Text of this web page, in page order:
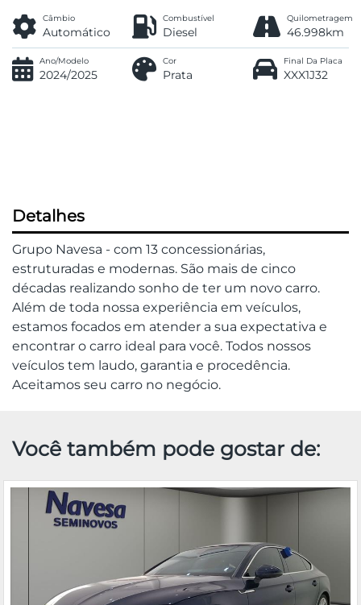
Câmbio
Automático
Combustível
Diesel
Quilometragem
46.998km
Ano/Modelo
2024/2025
Cor
Prata
Final Da Placa
XXX1J32
Detalhes
Grupo Navesa - com 13 concessionárias,
estruturadas e modernas. São mais de cinco
décadas realizando sonho de ter um novo carro.
Além de toda nossa experiência em veículos,
estamos focados em atender a sua expectativa e
encontrar o carro ideal para você. Todos nossos
veículos tem laudo, garantia e procedência.
Aceitamos seu carro no negócio.
Você também pode gostar de: